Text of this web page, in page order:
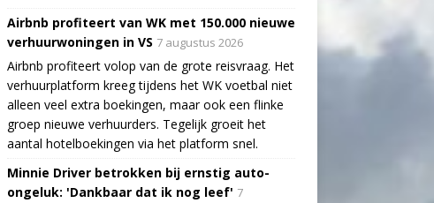
Airbnb profiteert van WK met 150.000 nieuwe
verhuurwoningen in VS 7 augustus 2026
Airbnb profiteert volop van de grote reisvraag. Het
verhuurplatform kreeg tijdens het WK voetbal niet
alleen veel extra boekingen, maar ook een flinke
groep nieuwe verhuurders. Tegelijk groeit het
aantal hotelboekingen via het platform snel.
Minnie Driver betrokken bij ernstig auto-
ongeluk: 'Dankbaar dat ik nog leef' 7